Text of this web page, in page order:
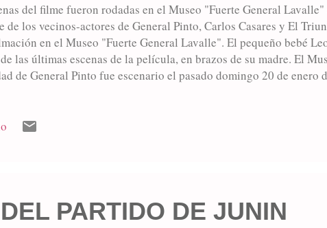
del filme fueron rodadas en el Museo "Fuerte General
de los vecinos-actores de General Pinto, Carlos Casares y El
en el Museo "Fuerte General Lavalle". El pequeño bebé
las últimas escenas de la película, en brazos de su madre. El
de General Pinto fue escenario el pasado domingo 20 de enero
comunal, y otros de la ciudad de Carlos Casares y la
PARTIDO DE JUNIN